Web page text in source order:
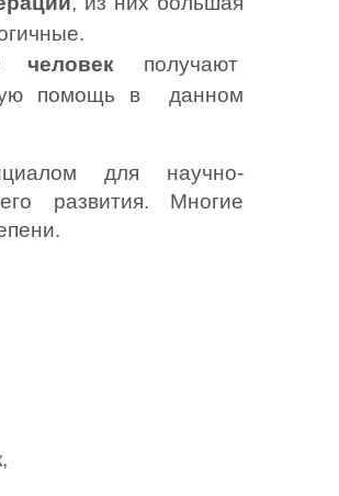
получают
помощь в  данном
для научно-
развития. Многие